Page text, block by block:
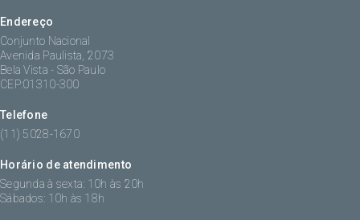
Endereço
Conjunto Nacional
Avenida Paulista, 2073
Bela Vista - São Paulo
CEP:01310-300
Telefone
(11) 5028-1670
Horário de atendimento
Segunda à sexta: 10h às 20h
Sábados: 10h às 18h